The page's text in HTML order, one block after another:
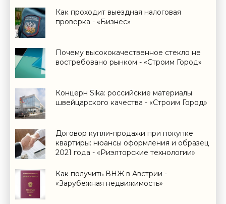
Как проходит выездная налоговая
проверка - «Бизнес»
Почему высококачественное стекло не
востребовано рынком - «Строим Город»
Концерн Sika: российские материалы
швейцарского качества - «Строим Город»
Договор купли-продажи при покупке
квартиры: нюансы оформления и образец
2021 года - «Риэлторские технологии»
Как получить ВНЖ в Австрии -
«Зарубежная недвижимость»